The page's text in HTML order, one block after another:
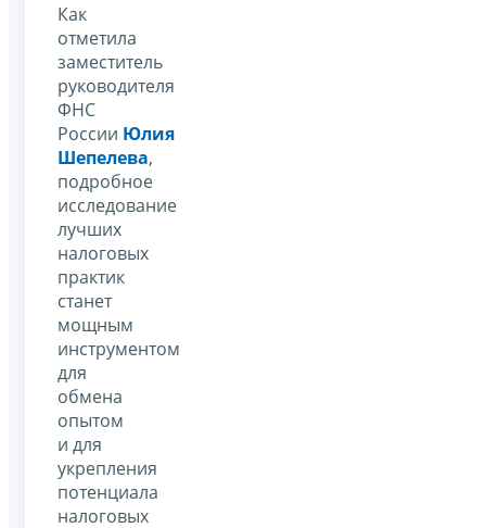
Как
отметила
заместитель
руководителя
ФНС
России Юлия
Шепелева,
подробное
исследование
лучших
налоговых
практик
станет
мощным
инструментом
для
обмена
опытом
и для
укрепления
потенциала
налоговых